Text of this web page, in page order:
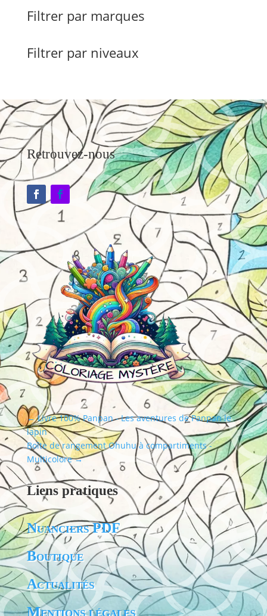
Filtrer par marques
Filtrer par niveaux
Retrouvez-nous
←Livre 100% Panpan - Les aventures de Panpan le
lapin
Boîte de rangement Ohuhu à compartiments -
Multicolore→
Liens pratiques
Nuanciers PDF
Boutique
Actualités
Mentions légales